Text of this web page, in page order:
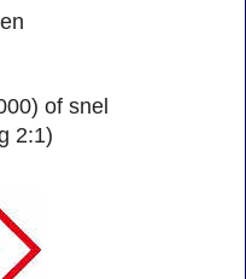
of snel
2:1)